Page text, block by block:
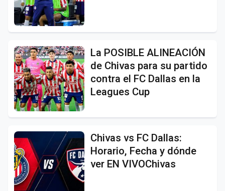
La POSIBLE ALINEACIÓN
de Chivas para su partido
contra el FC Dallas en la
Leagues Cup
Chivas vs FC Dallas:
Horario, Fecha y dónde
ver EN VIVOChivas